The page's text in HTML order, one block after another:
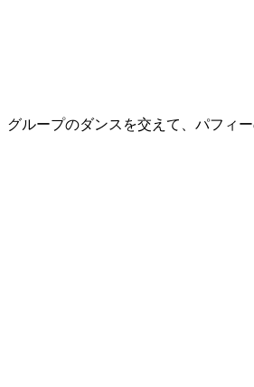
グループのダンスを交えて、パフィー